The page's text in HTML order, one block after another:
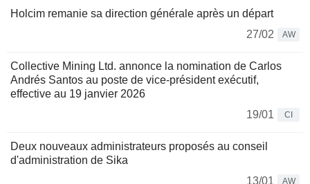
Holcim remanie sa direction générale après un départ
27/02
AW
Collective Mining Ltd. annonce la nomination de Carlos
Andrés Santos au poste de vice-président exécutif,
effective au 19 janvier 2026
19/01
CI
Deux nouveaux administrateurs proposés au conseil
d'administration de Sika
13/01
AW